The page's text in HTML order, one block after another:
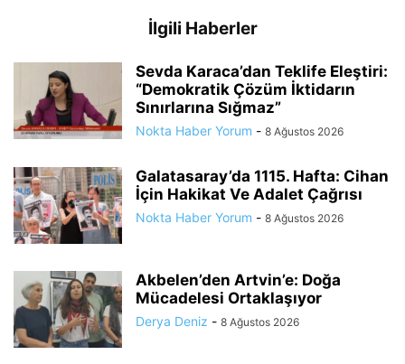
İlgili Haberler
Sevda Karaca’dan Teklife Eleştiri:
“Demokratik Çözüm İktidarın
Sınırlarına Sığmaz”
Nokta Haber Yorum - 8 Ağustos 2026
Galatasaray’da 1115. Hafta: Cihan
İçin Hakikat Ve Adalet Çağrısı
Nokta Haber Yorum - 8 Ağustos 2026
Akbelen’den Artvin’e: Doğa
Mücadelesi Ortaklaşıyor
Derya Deniz - 8 Ağustos 2026